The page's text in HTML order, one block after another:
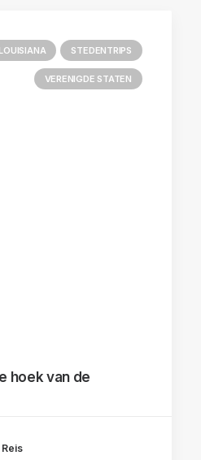
LOUISIANA STEDENTRIPS
VERENIGDE STATEN
hoek van de